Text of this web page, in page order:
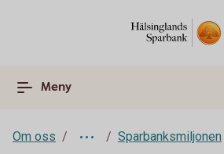
Meny
Om oss
Sparbanksmiljonen